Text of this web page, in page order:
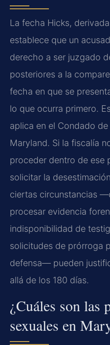
La fecha Hicks,
establece que un
derecho a ser juzgado
posteriores a la
fecha en que se
lo que ocurra primero.
aplica en el Condado
Maryland. Si la fiscalía
proceder dentro de ese
solicitar la
ciertas circunstancias
procesar evidencia
indisponibilidad de
solicitudes de prórroga
defensa— pueden
allá de los 180 días.
¿Cuáles son las
sexuales en